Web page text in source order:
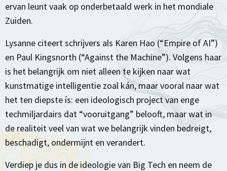
ervan leunt vaak op onderbetaald werk in het mondiale
Zuiden.
Lysanne citeert schrijvers als Karen Hao (“Empire of AI”)
en Paul Kingsnorth (“Against the Machine”). Volgens haar
is het belangrijk om niet alleen te kijken naar wat
kunstmatige intelligentie zoal kán, maar vooral naar wat
het ten diepste ís: een ideologisch project van enge
techmiljardairs dat “vooruitgang” belooft, maar wat in
de realiteit veel van wat we belangrijk vinden bedreigt,
beschadigt, ondermijnt en verandert.
Verdiep je dus in de ideologie van Big Tech en neem de